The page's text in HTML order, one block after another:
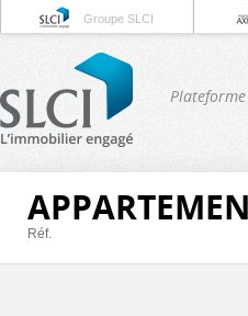
Groupe SLCI
Réf.